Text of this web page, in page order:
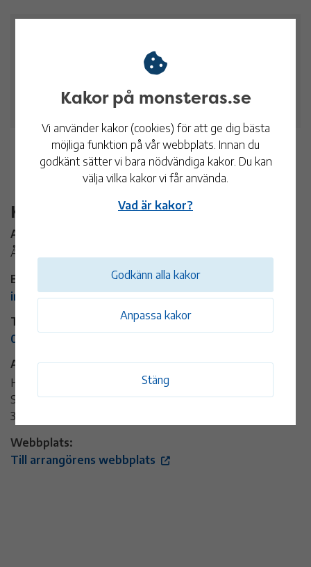
17:00 - 22:00
Hamnen Timmernabben
Kontaktinformation
Arrangör:
Ålems sparbank
E-post:
info@alemssparbank.se
Telefon:
0499-487 50
Adress:
Hamnen Timmernabben
Sjövägen
384 72 Timmernabben
Webbplats:
Till arrangörens webbplats
Kakor på monsteras.se
Vi använder kakor (cookies) för att ge dig bästa
möjliga funktion på vår webbplats. Innan du
godkänt sätter vi bara nödvändiga kakor. Du kan
välja vilka kakor vi får använda.
Vad är kakor?
Anpassa kakor
Stäng
Godkänn alla kakor